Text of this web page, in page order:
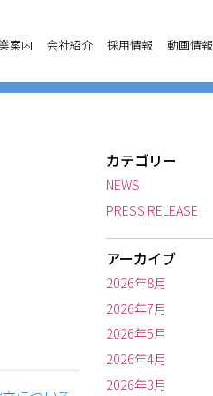
案内 会社紹介 採用情報 動画情報
カテゴリー
NEWS
PRESS RELEASE
アーカイブ
2026年8月
2026年7月
2026年5月
2026年4月
2026年3月